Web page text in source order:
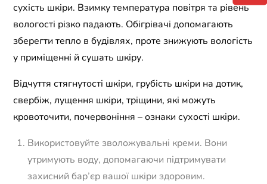
сухість шкіри. Взимку температура повітря та рівень
вологості різко падають. Обігрівачі допомагають
зберегти тепло в будівлях, проте знижують вологість
у приміщенні й сушать шкіру.
Відчуття стягнутості шкіри, грубість шкіри на дотик,
свербіж, лущення шкіри, тріщини, які можуть
кровоточити, почервоніння – ознаки сухості шкіри.
Використовуйте зволожувальні креми. Вони
утримують воду, допомагаючи підтримувати
захисний бар’єр вашої шкіри здоровим.